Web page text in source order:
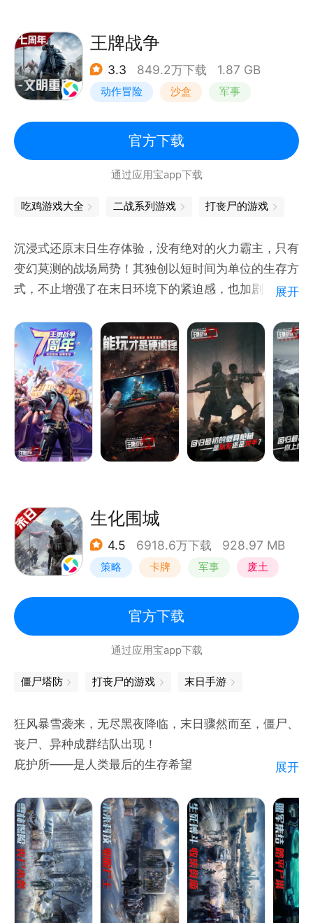
【一人一狗，利用一切资源活下去】
感染者盘踞的死城、坍塌沉寂的矿脉、瘴雾吞没的沼
泽、风雪肆虐的高地……一人一狗踏入废土大世界，搜
刮一切尚可利用的生存资源。
武器，在极度匮乏中创造可能。幸存者所有的努力都指
向同一个目的，活下去。
【众生百态，与千万幸存者相遇在废土】
废土之上，幸存者各有各的活法——有人愿意用食物换
提防，还是信任？争抢，还是互助？每一次相遇，都是
一道没有正确答案的开放题。
王牌战争
3.3 849.2万下载 1.87 GB
动作冒险 沙盒 军事
开放世界
官方下载
通过应用宝app下载
吃鸡游戏大全 二战系列游戏 打丧尸的游戏
沉浸式还原末日生存体验，没有绝对的火力霸主，只有
变幻莫测的战场局势！其独创以短时间为单位的生存方
式，不止增强了在末日环境下的紧迫感，也加剧了玩家
场面逐渐失控，进化获得更多生存机会只为带给你不一
样的游戏激情！战斗全方位打响，你是猎手，也是猎
物，一切尽在转瞬之间！
游戏中玩家需要在短时间内通过自由选址、收集物资、
装备武器、挑战丧尸、最后争夺胜利徽章！在高度模拟
的生存环境下，体验到酣畅淋漓的抄家枪战！
展开
生化围城
4.5 6918.6万下载 928.97 MB
策略 卡牌 军事 废土
官方下载
通过应用宝app下载
僵尸塔防 打丧尸的游戏 末日手游
狂风暴雪袭来，无尽黑夜降临，末日骤然而至，僵尸、
丧尸、异种成群结队出现！
庇护所——是人类最后的生存希望
在这冰与火的末日世界，如何活下去是永恒的主题！
作为末日世界的主角，你需要耐心去成长，需要勇气去
战斗，需要智慧去决策！
在踏足末日世界之前不妨先看看这本《末日生存指南
4202版》！
展开